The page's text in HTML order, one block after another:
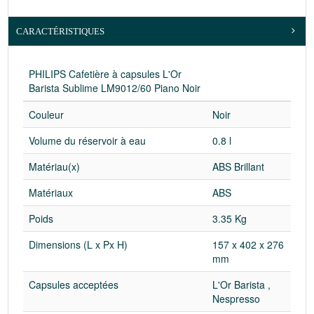
CARACTÉRISTIQUES
PHILIPS Cafetière à capsules L'Or
Barista Sublime LM9012/60 Piano Noir
Couleur
Noir
Volume du réservoir à eau
0.8 l
Matériau(x)
ABS Brillant
Matériaux
ABS
Poids
3.35 Kg
Dimensions (L x Px H)
157 x 402 x 276
mm
Capsules acceptées
L'Or Barista ,
Nespresso